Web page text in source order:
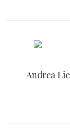
Andrea